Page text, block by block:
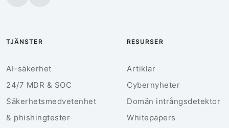
TJÄNSTER
AI-säkerhet
24/7 MDR & SOC
Säkerhetsmedvetenhet
& phishingtester
RESURSER
Artiklar
Cybernyheter
Domän intrångsdetektor
Whitepapers